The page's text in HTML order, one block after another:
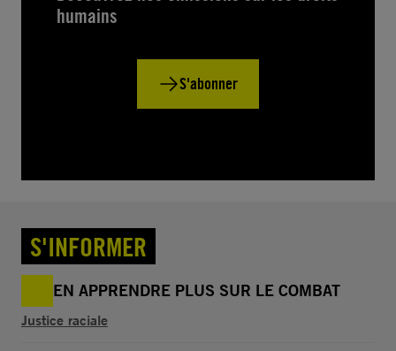
humains
S'abonner
S'INFORMER
EN APPRENDRE PLUS SUR LE COMBAT
Justice raciale